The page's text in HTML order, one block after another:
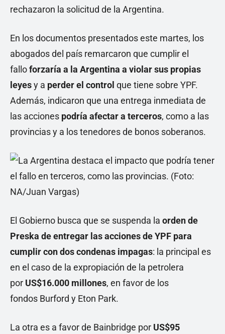
rechazaron la solicitud de la Argentina.
En los documentos presentados este martes, los
abogados del país remarcaron que cumplir el
falloforzaría a la Argentina a violar sus propias
leyesy a perder el control que tiene sobre YPF.
Además, indicaron que una entrega inmediata de
las acciones podría afectar a terceros, como a las
provincias y a los tenedores de bonos soberanos.
El Gobierno busca que se suspenda la orden de
Preska de entregar las acciones de YPF para
cumplir con dos condenas impagas: la principal es
en el caso de la expropiación de la petrolera
por US$16.000 millones, en favor de los
fondos Burford y Eton Park.
La otra es a favor de Bainbridge por US$95